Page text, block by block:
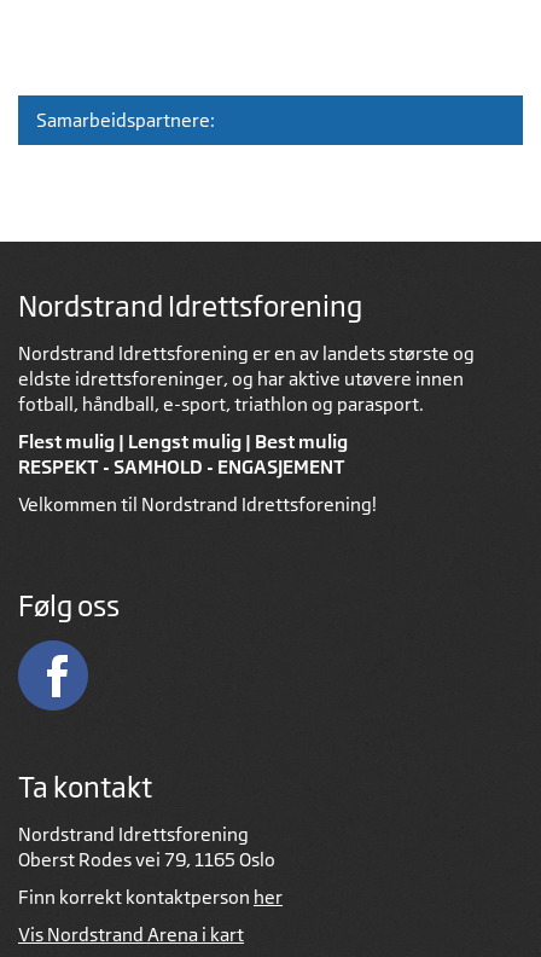
Samarbeidspartnere:
Nordstrand Idrettsforening
Nordstrand Idrettsforening er en av landets største og
eldste idrettsforeninger, og har aktive utøvere innen
fotball, håndball, e-sport, triathlon og parasport.
Flest mulig | Lengst mulig | Best mulig
RESPEKT - SAMHOLD - ENGASJEMENT
Velkommen til Nordstrand Idrettsforening!
Følg oss
Ta kontakt
Nordstrand Idrettsforening
Oberst Rodes vei 79, 1165 Oslo
Finn korrekt kontaktperson her
Vis Nordstrand Arena i kart